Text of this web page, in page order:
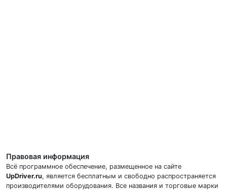
Правовая информация
Всё программное обеспечение, размещенное на сайте
UpDriver.ru, является бесплатным и свободно распространяется
производителями оборудования. Все названия и торговые марки